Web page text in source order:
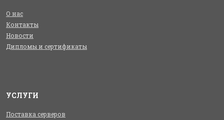
О нас
Контакты
Новости
Дипломы и сертификаты
УСЛУГИ
Поставка серверов